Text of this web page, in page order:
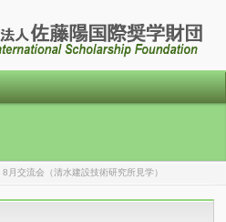
交流会（清水建設技術研究所見学）